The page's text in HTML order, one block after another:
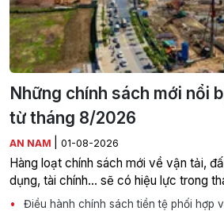
Những chính sách mới nổi
từ tháng 8/2026
AN NAM 01-08-2026
Hàng loạt chính sách mới về vận tải,
dụng, tài chính... sẽ có hiệu lực trong
Điều hành chính sách tiền tệ phối hợp